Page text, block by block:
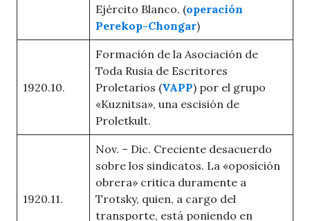
Ejército Blanco. (operación
Perekop-Chongar)
1920.10.
Formación de la Asociación de
Toda Rusia de Escritores
Proletarios (VAPP) por el grupo
«Kuznitsa», una escisión de
Proletkult.
1920.11.
Nov. – Dic. Creciente desacuerdo
sobre los sindicatos. La «oposición
obrera» critica duramente a
Trotsky, quien, a cargo del
transporte, está poniendo en